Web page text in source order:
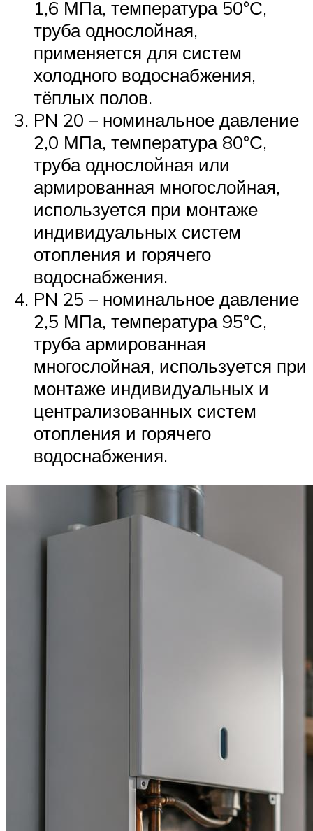
1,6 МПа, температура 50°С,
труба однослойная,
применяется для систем
холодного водоснабжения,
тёплых полов.
PN 20 – номинальное давление
2,0 МПа, температура 80°С,
труба однослойная или
армированная многослойная,
используется при монтаже
индивидуальных систем
отопления и горячего
водоснабжения.
PN 25 – номинальное давление
2,5 МПа, температура 95°С,
труба армированная
многослойная, используется при
монтаже индивидуальных и
централизованных систем
отопления и горячего
водоснабжения.